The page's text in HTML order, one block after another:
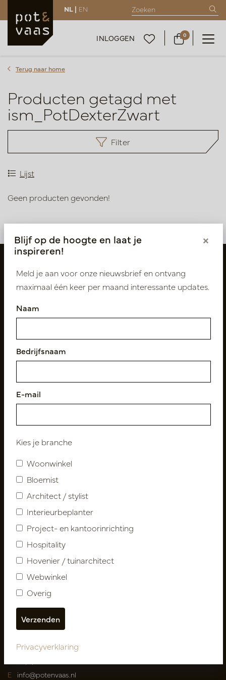
NL | EN
INLOGGEN 0
Terug naar home
Producten getagd met
ism_PotDexterZwart
Filter
Lijst
Geen producten gevonden!
Volg ons
Nieuwsbrief
Abonneer
Klantenservice
Contact
Over ons
Nieuwsbrief
Privacy Policy
Leveringsvoorwaarden
Mijn account
Inloggen
Mijn bestellingen
Mijn favorieten
Pot&Vaas Showrooms
E info@potenvaas.nl
Blijf op de hoogte en laat je
inspireren!
×
Meld je aan voor onze nieuwsbrief en ontvang
maximaal één keer per maand interessante updates.
Naam
Bedrijfsnaam
E-mail
Kies je branche
Woonwinkel
Bloemist
Architect / stylist
Interieurbeplanter
Project- en kantoorinrichting
Hospitality
Hovenier / tuinarchitect
Webwinkel
Overig
Privacyverklaring